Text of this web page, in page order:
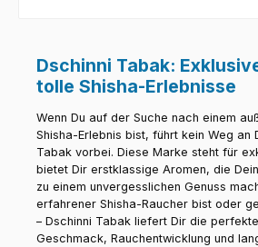
Dschinni Tabak:
tolle Shisha-Erlebnisse
Wenn Du auf der Suche nach einem
Shisha-Erlebnis bist, führt kein Weg an
Tabak vorbei. Diese Marke steht für
bietet Dir erstklassige Aromen, die
zu einem unvergesslichen Genuss
erfahrener Shisha-Raucher bist oder
– Dschinni Tabak liefert Dir die
Geschmack, Rauchentwicklung und